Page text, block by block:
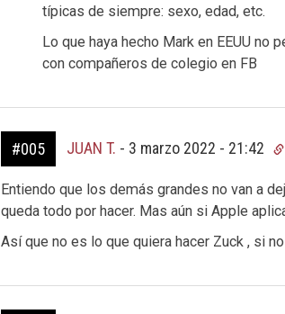
típicas de siempre: sexo, edad, etc.
Lo que haya hecho Mark en EEUU
con compañeros de colegio en FB
#005 JUAN T. - 3 marzo 2022 - 21:42
Entiendo que los demás grandes no van a
queda todo por hacer. Mas aún si Apple
Así que no es lo que quiera hacer Zuck , si